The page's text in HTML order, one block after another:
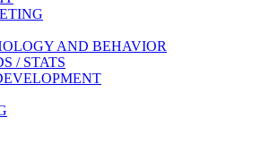
AND BEHAVIOR
/ STATS